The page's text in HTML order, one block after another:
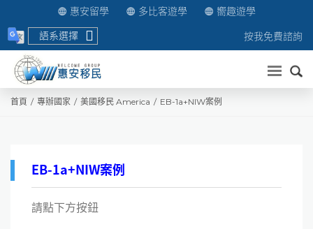
惠安留學 多比客遊學
嚮趣遊學
語系選擇
按我免費諮詢
送出
首頁 專辦國家 美國移民 America EB-1a+NIW案例
EB-1a+NIW案例
請點下方按鈕